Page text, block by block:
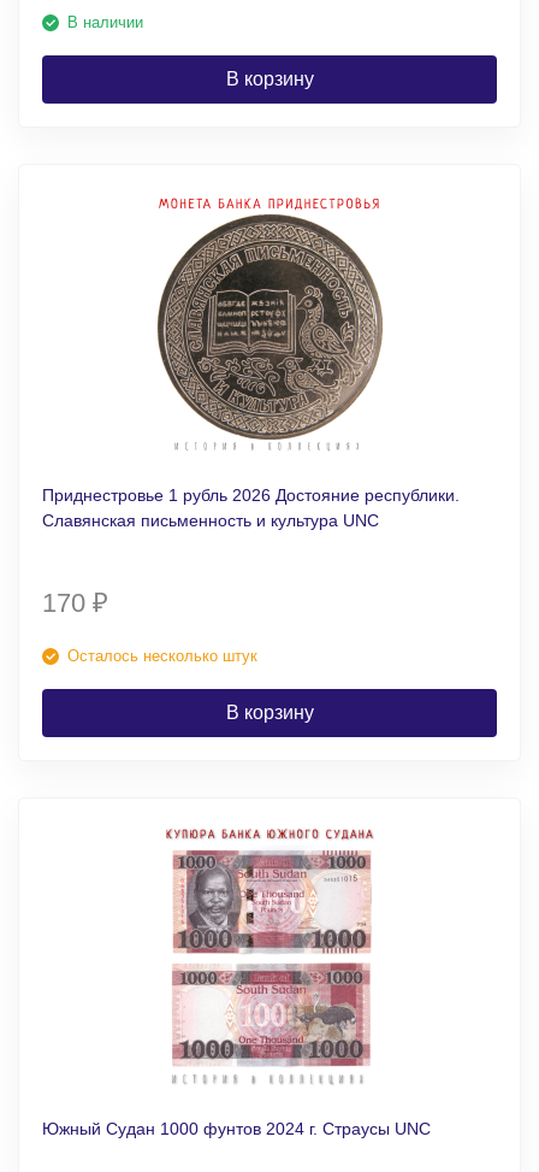
В наличии
В корзину
Приднестровье 1 рубль 2026 Достояние республики.
Славянская письменность и культура UNC
170 ₽
Осталось несколько штук
В корзину
Южный Судан 1000 фунтов 2024 г. Страусы UNC